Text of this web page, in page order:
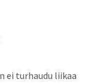
ei turhaudu liikaa